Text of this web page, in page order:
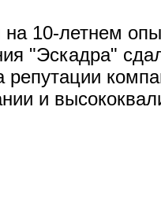
на 10-летнем
"Эскадра"
репутации
и